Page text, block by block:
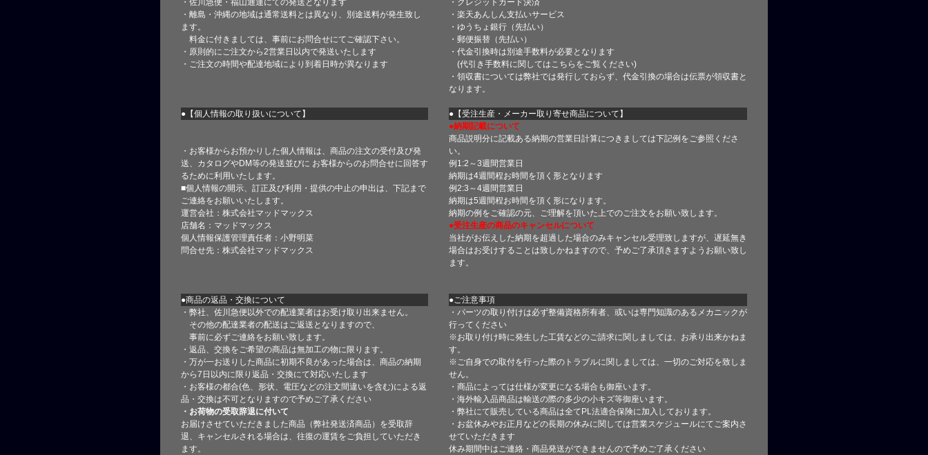
・佐川急便・福山通運にての発送となります
・離島・沖縄の地域は通常送料とは異なり、別途送料が発生致し
ます。
料金に付きましては、事前にお問合せにてご確認下さい。
・原則的にご注文から2営業日以内で発送いたします
・ご注文の時間や配達地域により到着日時が異なります
・クレジットカード決済
・楽天あんしん支払いサービス
・ゆうちょ銀行（先払い）
・郵便振替（先払い）
・代金引換時は別途手数料が必要となります
(代引き手数料に関してはこちら をご覧ください)
・領収書については弊社では発行しておらず、代金引換の場合は伝票が領収書と
なります。
●【個人情報の取り扱いについて】 ●【受注生産・メーカー取り寄せ商品について】
・お客様からお預かりした個人情報は、商品の注文の受付及び発
送、カタログやDM等の発送並びに お客様からのお問合せに回答す
るために利用いたします。
■個人情報の開示、訂正及び利用・提供の中止の申出は、下記まで
ご連絡をお願いいたします。
運営会社：株式会社マッドマックス
店舗名：マッドマックス
個人情報保護管理責任者：小野明菜
問合せ先：株式会社マッドマックス
●納期記載について
商品説明分に記載ある納期の営業日計算につきましては下記例をご参照くださ
い。
例1:2～3週間営業日
納期は4週間程お時間を頂く形となります
例2:3～4週間営業日
納期は5週間程お時間を頂く形になります。
納期の例をご確認の元、ご理解を頂いた上でのご注文をお願い致します。
●受注生産の商品のキャンセルについて
当社がお伝えした納期を超過した場合のみキャンセル受理致しますが、遅延無き
場合はお受けすることは致しかねますので、予めご了承頂きますようお願い致し
ます。
●商品の返品・交換について
●ご注意事項
・弊社、佐川急便以外での配達業者はお受け取り出来ません。
その他の配達業者の配送はご返送となりますので、
事前に必ずご連絡をお願い致します。
・返品、交換をご希望の商品は無加工の物に限ります。
・万が一お送りした商品に初期不良があった場合は、商品の納期
から7日以内に限り返品・交換にて対応いたします
・お客様の都合(色、形状、電圧などの注文間違いを含む)による返
品・交換は不可となりますので予めご了承ください
・お荷物の受取辞退に付いて
お届けさせていただきました商品（弊社発送済商品）を受取辞
退、キャンセルされる場合は、往復の運賃をご負担していただき
ます。
・パーツの取り付けは必ず整備資格所有者、或いは専門知識のあるメカニックが
行ってください
※お取り付け時に発生した工賃などのご請求に関しましては、お承り出来かねま
す。
※ご自身での取付を行った際のトラブルに関しましては、一切のご対応を致しま
せん。
・商品によっては仕様が変更になる場合も御座います。
・海外輸入品商品は輸送の際の多少の小キズ等御座います。
・弊社にて販売している商品は全てPL法適合保険に加入しております。
・お盆休みやお正月などの長期の休みに関しては営業スケジュールにてご案内さ
せていただきます
休み期間中はご連絡・商品発送ができませんので予めご了承ください